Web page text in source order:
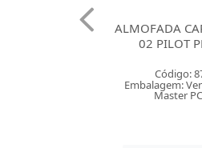
FITA CETIM
CINDERELA
Código:
Embalagem:
Master